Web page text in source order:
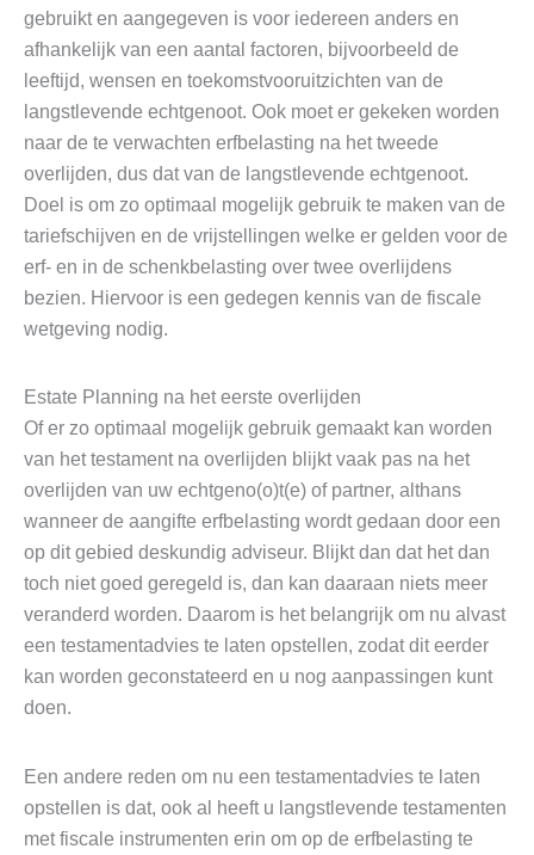
gebruikt en aangegeven is voor iedereen anders en
afhankelijk van een aantal factoren, bijvoorbeeld de
leeftijd, wensen en toekomstvooruitzichten van de
langstlevende echtgenoot. Ook moet er gekeken worden
naar de te verwachten erfbelasting na het tweede
overlijden, dus dat van de langstlevende echtgenoot.
Doel is om zo optimaal mogelijk gebruik te maken van de
tariefschijven en de vrijstellingen welke er gelden voor de
erf- en in de schenkbelasting over twee overlijdens
bezien. Hiervoor is een gedegen kennis van de fiscale
wetgeving nodig.
Estate Planning na het eerste overlijden
Of er zo optimaal mogelijk gebruik gemaakt kan worden
van het testament na overlijden blijkt vaak pas na het
overlijden van uw echtgeno(o)t(e) of partner, althans
wanneer de aangifte erfbelasting wordt gedaan door een
op dit gebied deskundig adviseur. Blijkt dan dat het dan
toch niet goed geregeld is, dan kan daaraan niets meer
veranderd worden. Daarom is het belangrijk om nu alvast
een testamentadvies te laten opstellen, zodat dit eerder
kan worden geconstateerd en u nog aanpassingen kunt
doen.
Een andere reden om nu een testamentadvies te laten
opstellen is dat, ook al heeft u langstlevende testamenten
met fiscale instrumenten erin om op de erfbelasting te